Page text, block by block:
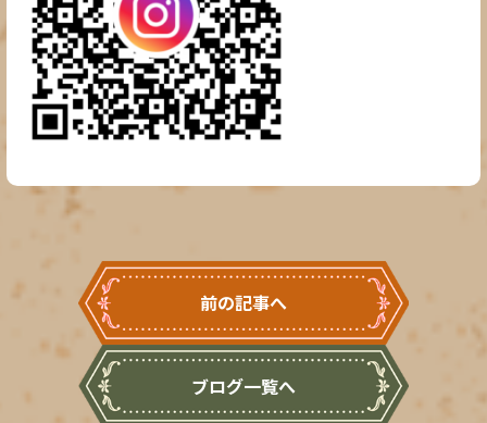
前の記事へ
ブログ一覧へ